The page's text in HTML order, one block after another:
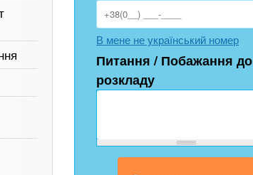
В мене не український номер
Питання / Побажання до
розкладу